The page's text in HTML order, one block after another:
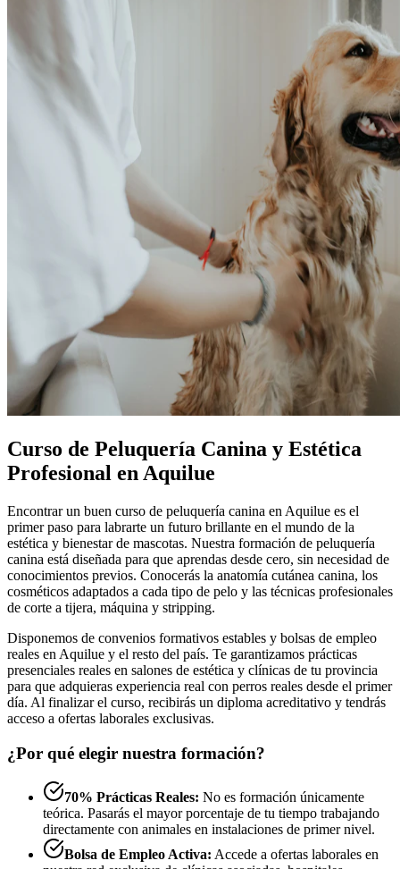
Curso de Peluquería Canina y Estética
Profesional en Aquilue
Encontrar un buen curso de peluquería canina en Aquilue es el
primer paso para labrarte un futuro brillante en el mundo de la
estética y bienestar de mascotas. Nuestra formación de peluquería
canina está diseñada para que aprendas desde cero, sin necesidad de
conocimientos previos. Conocerás la anatomía cutánea canina, los
cosméticos adaptados a cada tipo de pelo y las técnicas profesionales
de corte a tijera, máquina y stripping.
Disponemos de convenios formativos estables y bolsas de empleo
reales en Aquilue y el resto del país. Te garantizamos prácticas
presenciales reales en salones de estética y clínicas de tu provincia
para que adquieras experiencia real con perros reales desde el primer
día. Al finalizar el curso, recibirás un diploma acreditativo y tendrás
acceso a ofertas laborales exclusivas.
¿Por qué elegir nuestra formación?
70% Prácticas Reales: No es formación únicamente
teórica. Pasarás el mayor porcentaje de tu tiempo trabajando
directamente con animales en instalaciones de primer nivel.
Bolsa de Empleo Activa: Accede a ofertas laborales en